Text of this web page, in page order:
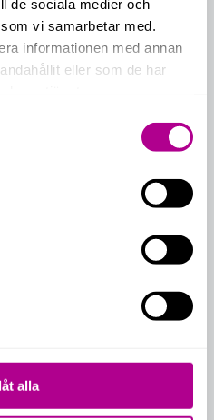
de sociala medier och
vi samarbetar med.
informationen med annan
eller som de har
alla